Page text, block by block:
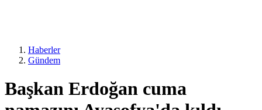
Haberler
Gündem
Başkan Erdoğan cuma